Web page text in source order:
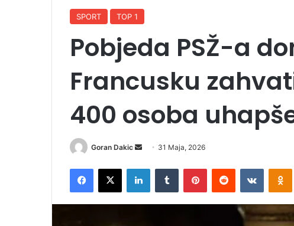
SPORT TOP 1
Pobjeda PSŽ-a
Francusku
400 osoba
Goran Dakic
a
31 Maja, 2026